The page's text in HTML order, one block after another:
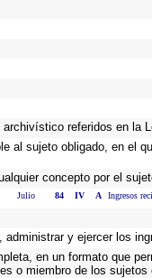
referidos en la
al sujeto obligado, en el
concepto por el
Julio 84 IV A Ingresos
y ejercer los
en un formato que
o miembro de los